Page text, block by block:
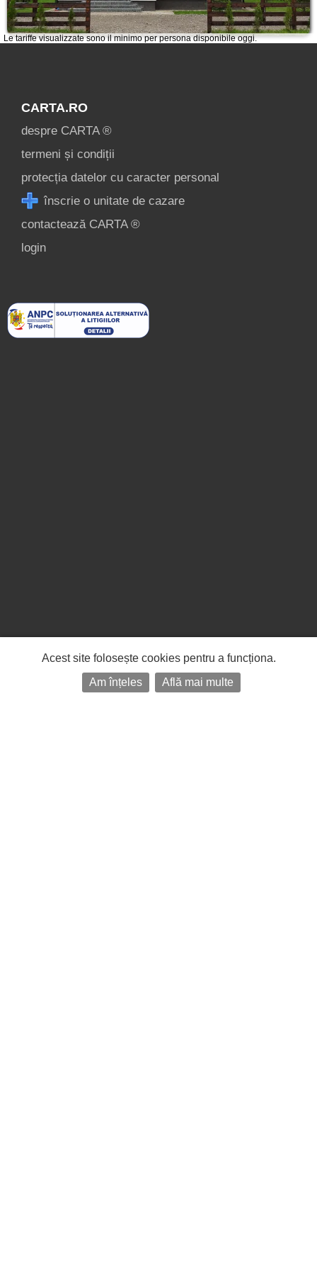
Le tariffe visualizzate sono il minimo per persona disponibile oggi.
CARTA.RO
despre CARTA ®
termeni și condiții
protecția datelor cu caracter personal
înscrie o unitate de cazare
contactează CARTA ®
login
Acest site folosește cookies pentru a funcționa.
Am înțeles
Află mai multe